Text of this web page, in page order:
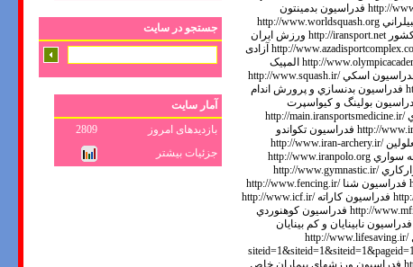
جستجو در سایت
آمار سایت
بازدیدهای امروز
2809
جزئیات بیشتر